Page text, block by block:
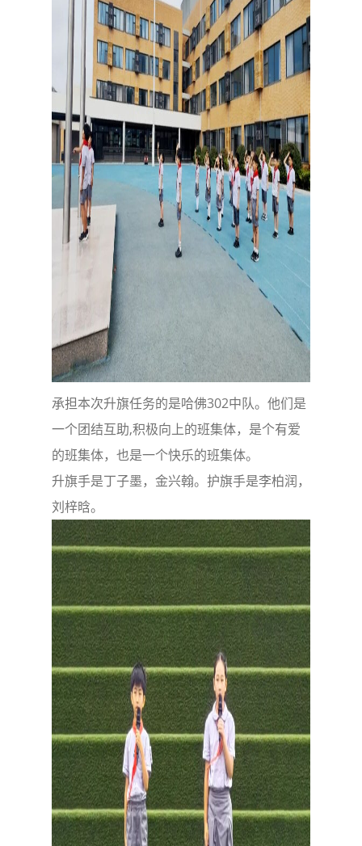
承担本次升旗任务的是哈佛302中队。他们是
一个团结互助,积极向上的班集体，是个有爱
的班集体，也是一个快乐的班集体。
升旗手是丁子墨，金兴翰。护旗手是李柏润，
刘梓晗。